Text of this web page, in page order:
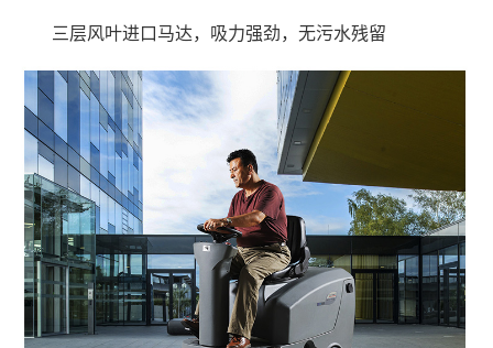
三层风叶进口马达，吸力强劲，无污水残留